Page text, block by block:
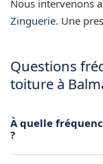
Nous intervenons
Zinguerie. Une
Questions
toiture à
À quelle
?